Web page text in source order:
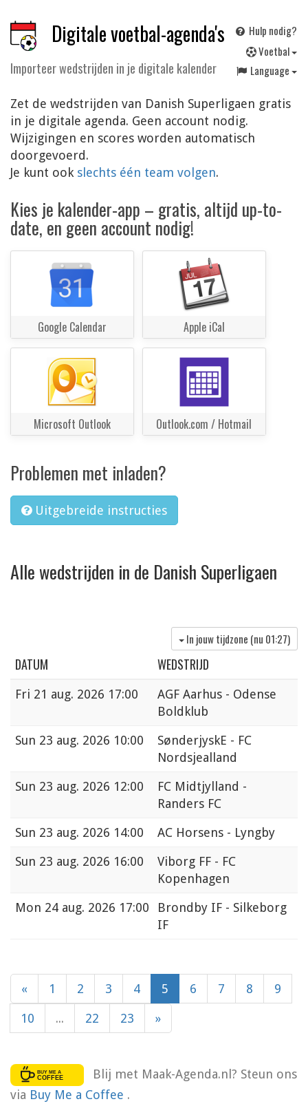
Digitale voetbal-agenda's
Importeer wedstrijden in je digitale kalender
Hulp nodig?
Voetbal
Language
Zet de wedstrijden van Danish Superligaen gratis
in je digitale agenda. Geen account nodig.
Wijzigingen en scores worden automatisch
doorgevoerd.
Je kunt ook slechts één team volgen.
Kies je kalender-app – gratis, altijd up-to-
date, en geen account nodig!
Google Calendar Apple iCal
Microsoft Outlook Outlook.com / Hotmail
Problemen met inladen?
Uitgebreide instructies
Alle wedstrijden in de Danish Superligaen
In jouw tijdzone (nu 01:27)
DATUM WEDSTRIJD
Fri 21 aug. 2026 17:00
AGF Aarhus - Odense
Boldklub
Sun 23 aug. 2026 10:00
SønderjyskE - FC
Nordsjealland
Sun 23 aug. 2026 12:00
FC Midtjylland -
Randers FC
Sun 23 aug. 2026 14:00
AC Horsens - Lyngby
Sun 23 aug. 2026 16:00
Viborg FF - FC
Kopenhagen
Mon 24 aug. 2026 17:00
Brondby IF - Silkeborg
IF
« 1 2 3 4 5 6 7 8 9
10 ... 22 23 »
Blij met Maak-Agenda.nl? Steun ons
via Buy Me a Coffee .